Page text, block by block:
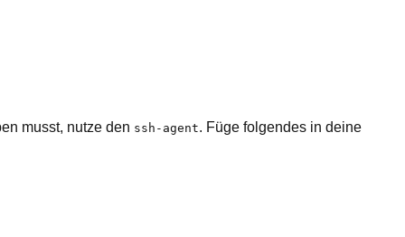
musst, nutze den ssh-agent. Füge folgendes in deine